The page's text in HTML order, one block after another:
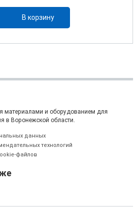
В корзину
материалами и оборудованием для
в Воронежской области.
данных
технологий
файлов